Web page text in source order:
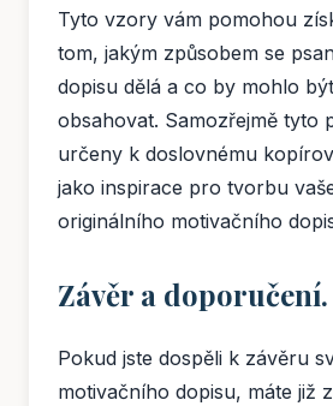
Tyto vzory vám pomohou
tom, jakým způsobem se
dopisu dělá a co by mohlo
obsahovat. Samozřejmě tyto
určeny k doslovnému
jako inspirace pro tvorbu
originálního motivačního
Závěr a doporučení.
Pokud jste dospěli k závěru
motivačního dopisu, máte již